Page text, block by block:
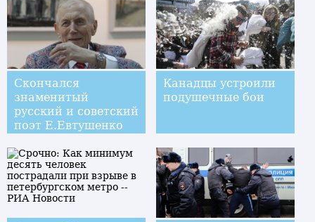
Скончался
знаменитый
русский и советский
поэт Е.Евтушенко
Канадцы устроили
подушечные бои